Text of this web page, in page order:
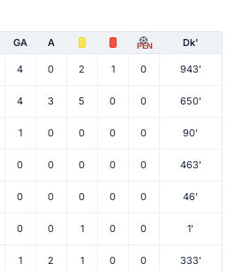
GA A PEN Dk'
4 0 2 1 0 943'
4 3 5 0 0 650'
1 0 0 0 0 90'
0 0 0 0 0 463'
0 0 0 0 0 46'
0 0 1 0 0 1'
1 2 1 0 0 333'